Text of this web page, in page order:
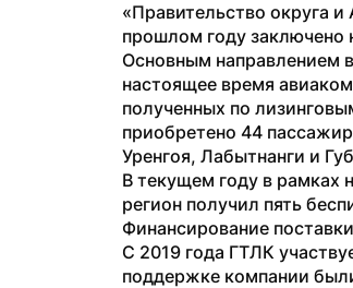
«Правительство округа
прошлом году заключено
Основным направлением
настоящее время
полученных по
приобретено 44
Уренгоя, Лабытнанги и
В текущем году в рамках
регион получил пять
Финансирование
С 2019 года ГТЛК
поддержке компании